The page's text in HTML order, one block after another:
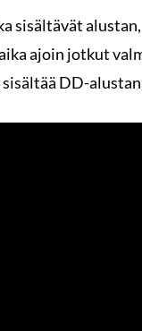
sisältävät
ajoin jotkut
sisältää DD-